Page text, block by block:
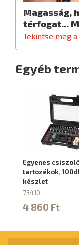
Magasság,
térfogat...
Tekintse meg
Egyéb
Egyenes
tartozékok,
készlet
73410
4 860 Ft